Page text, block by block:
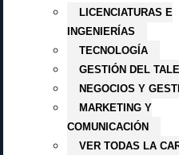
LICENCIATURAS E
INGENIERÍAS
TECNOLOGÍA
GESTIÓN DEL
NEGOCIOS Y
MARKETING Y
COMUNICACIÓN
VER TODAS LA